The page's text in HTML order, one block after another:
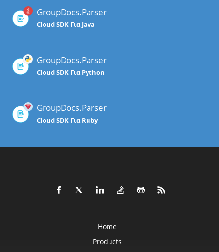
GroupDocs.Parser
Cloud SDK Για Java
GroupDocs.Parser
Cloud SDK Για Python
GroupDocs.Parser
Cloud SDK Για Ruby
Home
Products